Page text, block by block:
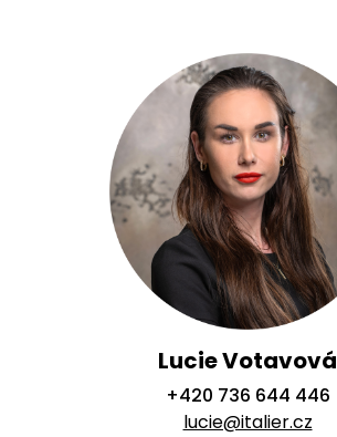
Lucie Votavová
+420 736 644 446
lucie@italier.cz